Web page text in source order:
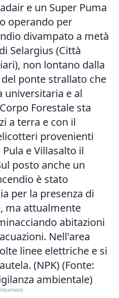
e un Super Puma
operando per
divampato a metà
Selargius (Città
non lontano dalla
ponte strallato che
universitaria e al
Forestale sta
a terra e con il
provenienti
e Villasalto il
posto anche un
è stato
per la presenza di
ma attualmente
abitazioni
Nell'area
linee elettriche e si
(NPK) (Fonte:
ambientale)